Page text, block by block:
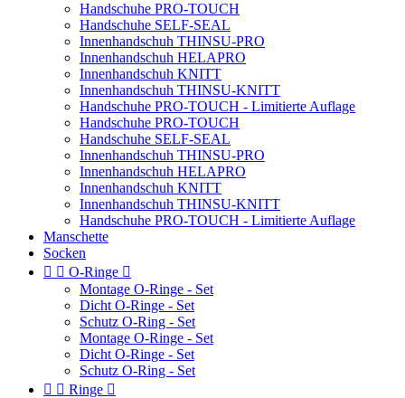
Handschuhe PRO-TOUCH
Handschuhe SELF-SEAL
Innenhandschuh THINSU-PRO
Innenhandschuh HELAPRO
Innenhandschuh KNITT
Innenhandschuh THINSU-KNITT
Handschuhe PRO-TOUCH - Limitierte Auflage
Handschuhe PRO-TOUCH
Handschuhe SELF-SEAL
Innenhandschuh THINSU-PRO
Innenhandschuh HELAPRO
Innenhandschuh KNITT
Innenhandschuh THINSU-KNITT
Handschuhe PRO-TOUCH - Limitierte Auflage
Manschette
Socken
  O-Ringe 
Montage O-Ringe - Set
Dicht O-Ringe - Set
Schutz O-Ring - Set
Montage O-Ringe - Set
Dicht O-Ringe - Set
Schutz O-Ring - Set
  Ringe 